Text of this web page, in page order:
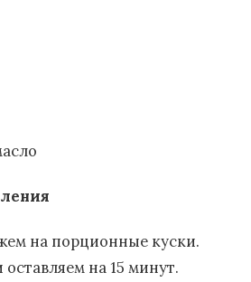
на порционные куски.
на 15 минут.